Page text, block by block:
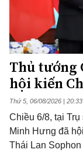
Thủ tướng
hội kiến
Thứ 5, 06/08/2026 | 20:33
Chiều 6/8, tại
Minh Hưng đã
Thái Lan